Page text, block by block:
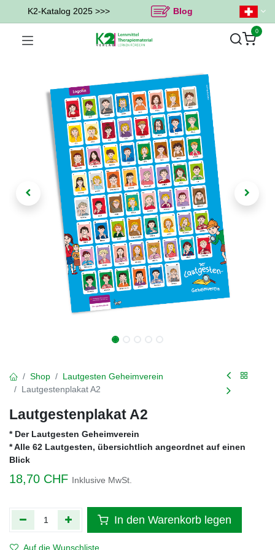
K2-Katalog 2025 >>> Blog
0
Shop
Lautgesten Geheimverein
Lautgestenplakat A2
Lautgestenplakat A2
* Der Lautgesten Geheimverein
* Alle 62 Lautgesten, übersichtlich angeordnet auf einen
Blick
18,70 CHF Inklusive MwSt.
In den Warenkorb legen
Auf die Wunschliste